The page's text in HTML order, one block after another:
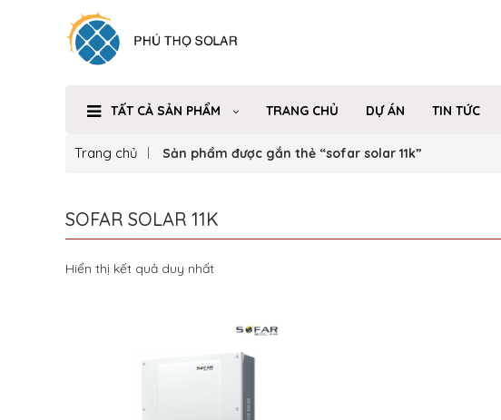
TẤT CẢ SẢN PHẨM TRANG CHỦ DỰ ÁN TIN TỨC
Trang chủ Sản phẩm được gắn thẻ “sofar solar 11k”
SOFAR SOLAR 11K
Hiển thị kết quả duy nhất